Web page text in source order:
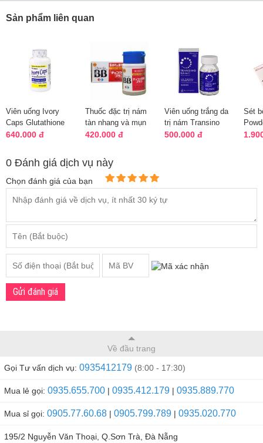
Sản phẩm liên quan
Viên uống Ivory
Caps Glutathione
Complex 1500mg
640.000 đ
Thuốc đặc trị nám
tàn nhang và mụn
Chocola BB Eisai
420.000 đ
Viên uống trắng da
trị nám Transino
White C 180 viên
500.000 đ
Sét
0 Đánh giá dịch vụ này
Chọn đánh giá của bạn
Gửi đánh giá
Về đầu trang
Gọi Tư vấn dịch vụ: 0935412179 (8:00 - 17:30)
Mua lẻ gọi: 0935.655.700 | 0935.412.179 | 0935.889.770
Mua sỉ gọi: 0905.77.60.68 | 0905.799.789 | 0935.020.770
195/2 Nguyễn Văn Thoại, Q.Sơn Trà, Đà Nẵng